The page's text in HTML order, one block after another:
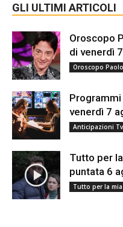
GLI ULTIMI ARTICOLI
Oroscopo
di venerdì
Oroscopo
venerdì 7
Anticipazioni Tv
Tutto per
puntata 6
Tutto per la